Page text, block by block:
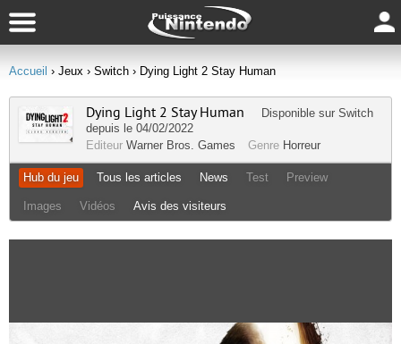
Accueil › Jeux › Switch › Dying Light 2 Stay Human
Dying Light 2 Stay Human Disponible sur Switch
depuis le 04/02/2022
Editeur Warner Bros. Games Genre Horreur
Hub du jeu Tous les articles News Test Preview
Images Vidéos Avis des visiteurs